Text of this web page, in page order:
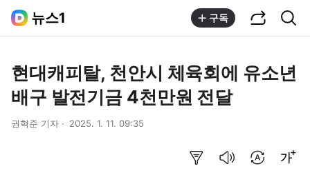
뉴스1 구독
현대캐피탈, 천안시 체육회에 유소년
배구 발전기금 4천만원 전달
권혁준 기자 2025. 1. 11. 09:35